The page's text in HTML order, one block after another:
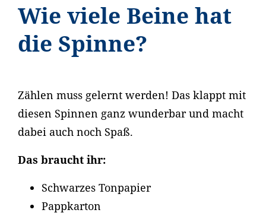
Wie viele Beine hat
die Spinne?
Zählen muss gelernt werden! Das klappt mit
diesen Spinnen ganz wunderbar und macht
dabei auch noch Spaß.
Das braucht ihr:
Schwarzes Tonpapier
Pappkarton